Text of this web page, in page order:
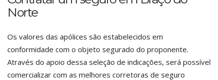
Norte
Os valores das apólices são estabelecidos em
conformidade com o objeto segurado do proponente.
Através do apoio dessa seleção de indicações, será possível
comercializar com as melhores corretoras de seguro